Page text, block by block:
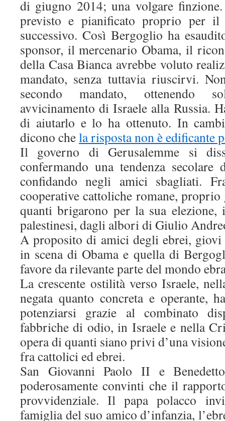
di giugno 2014; una volgare
previsto e pianificato proprio per il
successivo. Così Bergoglio ha
sponsor, il mercenario Obama, il
della Casa Bianca avrebbe voluto
mandato, senza tuttavia riuscirvi.
secondo mandato, ottenendo
avvicinamento di Israele alla Russia.
di aiutarlo e lo ha ottenuto. In
dicono chela risposta non è edificante
Il governo di Gerusalemme si
confermando una tendenza
confidando negli amici sbagliati.
cooperative cattoliche romane,
quanti brigarono per la sua
palestinesi, dagli albori di Giulio
A proposito di amici degli ebrei, giovi
in scena di Obama e quella di
favore da rilevante parte del mondo
La crescente ostilità verso Israele,
negata quanto concreta e operante,
potenziarsi grazie al combinato
fabbriche di odio, in Israele e nella
opera di quanti siano privi d’una
fra cattolici ed ebrei.
San Giovanni Paolo II e
poderosamente convinti che il
provvidenziale. Il papa polacco
famiglia del suo amico d’infanzia,